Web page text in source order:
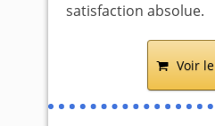
satisfaction absolue.
Voir